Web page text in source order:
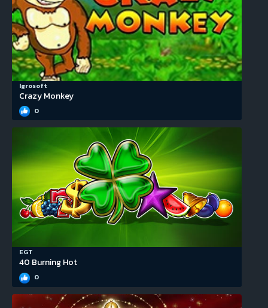
Igrosoft
Crazy Monkey
0
EGT
40 Burning Hot
0